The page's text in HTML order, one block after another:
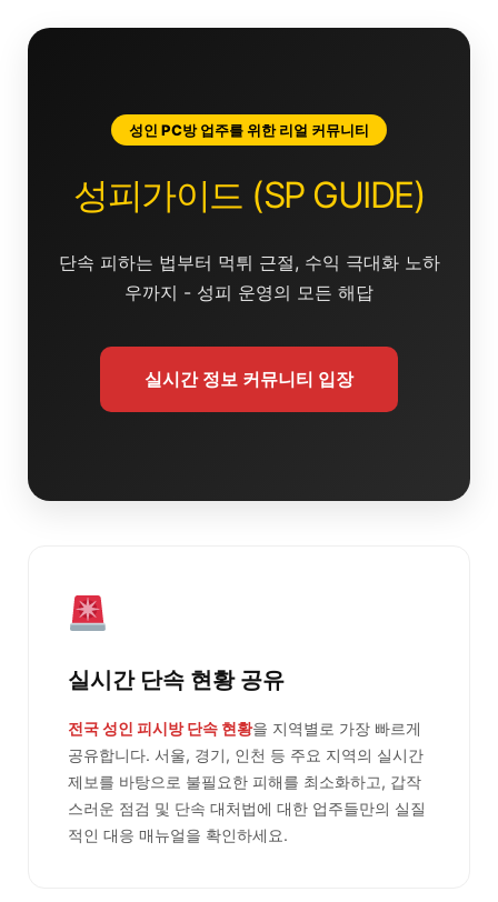
성인 PC방 업주를 위한 리얼 커뮤니티
성피가이드 (SP GUIDE)
단속 피하는 법부터 먹튀 근절, 수익 극대화 노하
우까지 - 성피 운영의 모든 해답
실시간 정보 커뮤니티 입장
실시간 단속 현황 공유
전국 성인 피시방 단속 현황을 지역별로 가장 빠르게
공유합니다. 서울, 경기, 인천 등 주요 지역의 실시간
제보를 바탕으로 불필요한 피해를 최소화하고, 갑작
스러운 점검 및 단속 대처법에 대한 업주들만의 실질
적인 대응 매뉴얼을 확인하세요.